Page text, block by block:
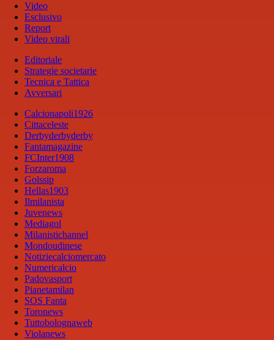
Video
Esclusivo
Report
Video virali
Editoriale
Strategie societarie
Tecnica e Tattica
Avversari
Calcionapoli1926
Cittaceleste
Derbyderbyderby
Fantamagazine
FCInter1908
Forzaroma
Golssip
Hellas1903
Ilmilanista
Juvenews
Mediagol
Milanistichannel
Mondoudinese
Notiziecalciomercato
Numericalcio
Padovasport
Pianetamilan
SOS Fanta
Toronews
Tuttobolognaweb
Violanews